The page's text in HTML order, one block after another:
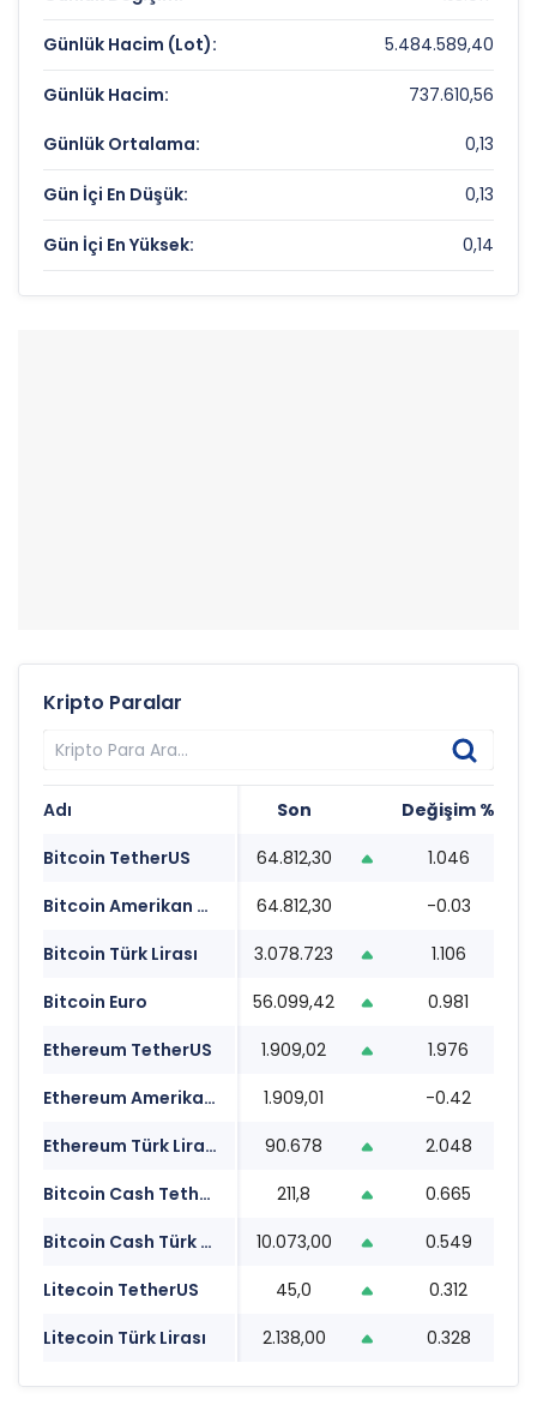
Günlük Hacim (Lot): 5.484.589,40
Günlük Hacim: 737.610,56
Günlük Ortalama: 0,13
Gün İçi En Düşük: 0,13
Gün İçi En Yüksek: 0,14
Kripto Paralar
Adı Son Değişim %
Bitcoin TetherUS
64.812,30 1.046
Bitcoin Amerikan Doları
64.812,30 -0.03
Bitcoin Türk Lirası
3.078.723 1.106
Bitcoin Euro
56.099,42 0.981
Ethereum TetherUS
1.909,02 1.976
Ethereum Amerikan Doları
1.909,01 -0.42
Ethereum Türk Lirası
90.678 2.048
Bitcoin Cash TetherUS
211,8 0.665
Bitcoin Cash Türk Lirası
10.073,00 0.549
Litecoin TetherUS
45,0 0.312
Litecoin Türk Lirası
2.138,00 0.328